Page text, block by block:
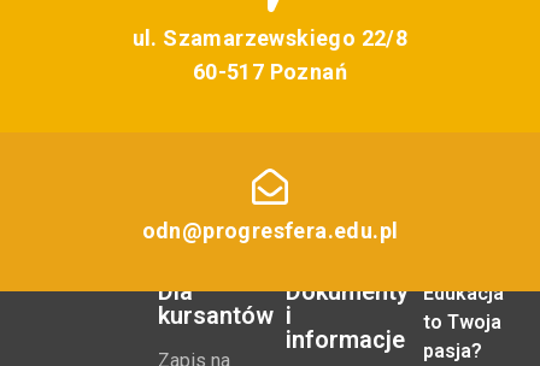
ul. Szamarzewskiego 22/8
60-517 Poznań
odn@progresfera.edu.pl
Dla
kursantów
Zapis na
Dokumenty
i
informacje
Edukacja
to Twoja
pasja?